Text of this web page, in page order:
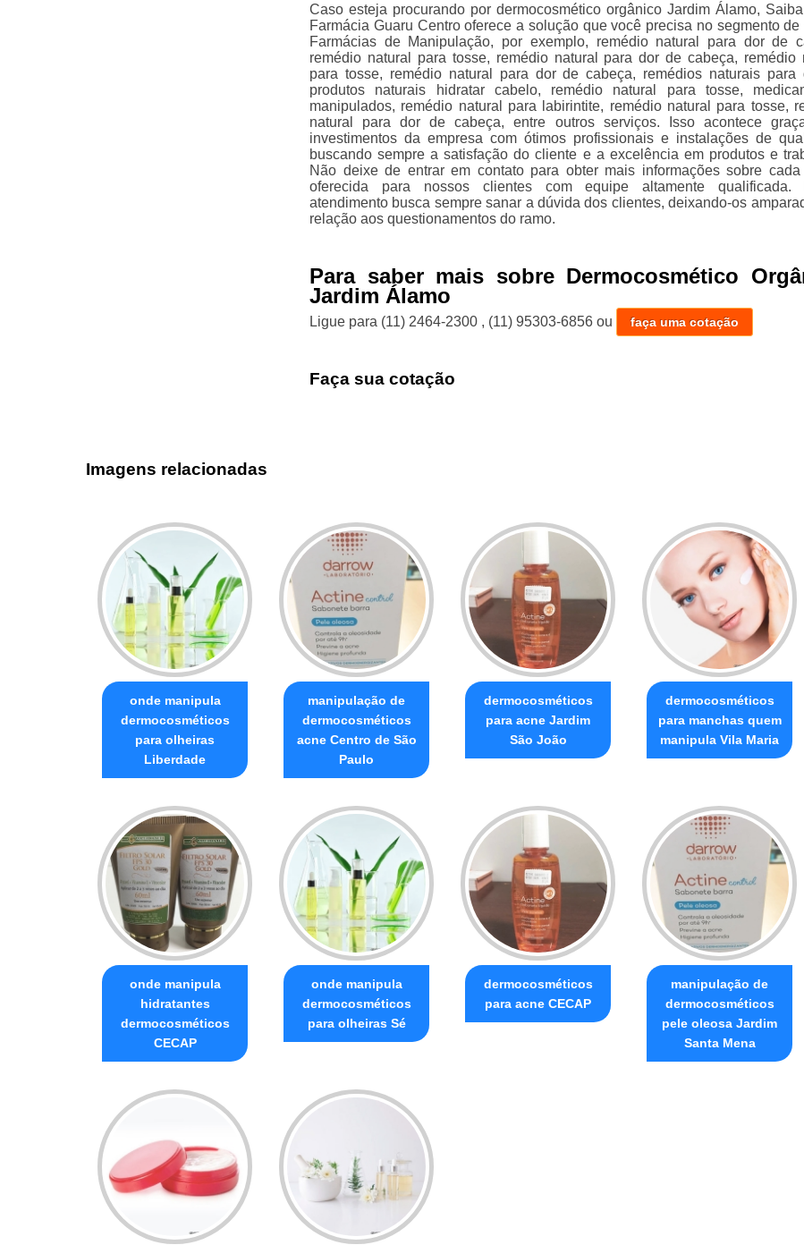
Caso esteja procurando por dermocosmético orgânico Jardim Álamo,
Farmácia Guaru Centro oferece a solução que você precisa no segmento de
Farmácias de Manipulação, por exemplo, remédio natural para dor de
remédio natural para tosse, remédio natural para dor de cabeça, remédio
para tosse, remédio natural para dor de cabeça, remédios naturais para
produtos naturais hidratar cabelo, remédio natural para tosse,
manipulados, remédio natural para labirintite, remédio natural para tosse,
natural para dor de cabeça, entre outros serviços. Isso acontece
investimentos da empresa com ótimos profissionais e instalações de
buscando sempre a satisfação do cliente e a excelência em produtos e
Não deixe de entrar em contato para obter mais informações sobre cada
oferecida para nossos clientes com equipe altamente qualificada.
atendimento busca sempre sanar a dúvida dos clientes, deixando-os
relação aos questionamentos do ramo.
Para saber mais sobre Dermocosmético
Jardim Álamo
Ligue para (11) 2464-2300 , (11) 95303-6856 ou faça uma cotação
Faça sua cotação
Imagens relacionadas
onde manipula
dermocosméticos
para olheiras
Liberdade
manipulação de
dermocosméticos
acne Centro de São
Paulo
dermocosméticos
para acne Jardim
São João
dermocosméticos
para manchas quem
manipula Vila Maria
onde manipula
hidratantes
dermocosméticos
CECAP
onde manipula
dermocosméticos
para olheiras Sé
dermocosméticos
para acne CECAP
manipulação de
dermocosméticos
pele oleosa Jardim
Santa Mena